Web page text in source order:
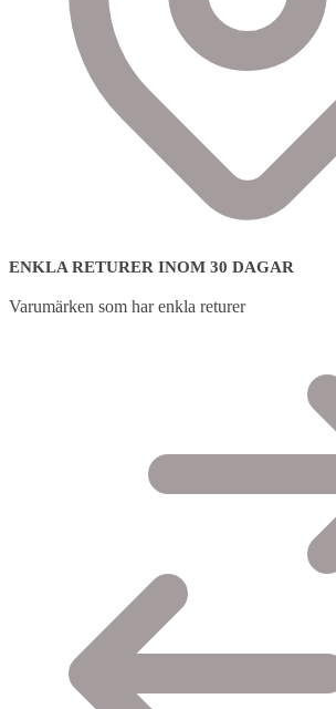
ENKLA RETURER INOM 30 DAGAR
Varumärken som har enkla returer